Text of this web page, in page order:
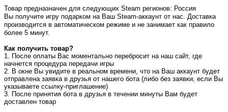
Товар предназначен для следующих Steam регионов: Россия
Вы получите игру подарком на Ваш Steam-аккаунт от нас. Доставка
производится в автоматическом режиме и не занимает как правило
более 5 минут.
Как получить товар?
1. После оплаты Вас моментально перебросит на наш сайт, где
начнется процедура передачи игры
2. В окне Вы увидите в реальном времени, что на Ваш аккаунт будет
отправлена заявка в друзья от нашего бота (либо без заявки, если Вы
указываете ссылку-приглашение)
3. После принятия бота в друзья в течении минуты Вам будет
доставлен товар